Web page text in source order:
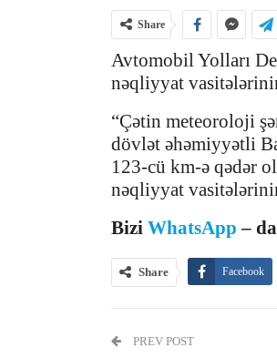
Share
Avtomobil Yolları
nəqliyyat
“Çətin meteoroloji
dövlət əhəmiyyətli
123-cü km-ə qədər
nəqliyyat
Bizi WhatsApp –
Share Facebook
PREV POST